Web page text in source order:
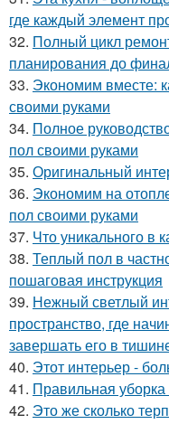
где каждый элемент
32. Полный цикл
планирования до
33. Экономим вместе:
своими руками
34. Полное
пол своими руками
35. Оригинальный
36. Экономим на
пол своими руками
37. Что уникального в
38. Теплый пол в
пошаговая инструкция
39. Нежный светлый
пространство, где
завершать его в
40. Этот интерьер -
41. Правильная уборка
42. Это же сколько